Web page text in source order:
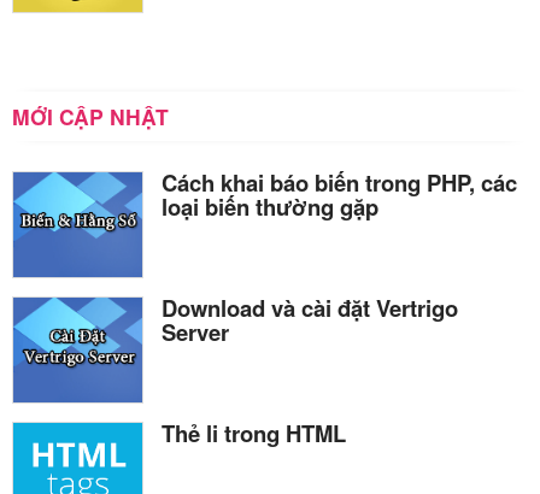
MỚI CẬP NHẬT
Cách khai báo biến trong PHP, các
loại biến thường gặp
Download và cài đặt Vertrigo
Server
Thẻ li trong HTML